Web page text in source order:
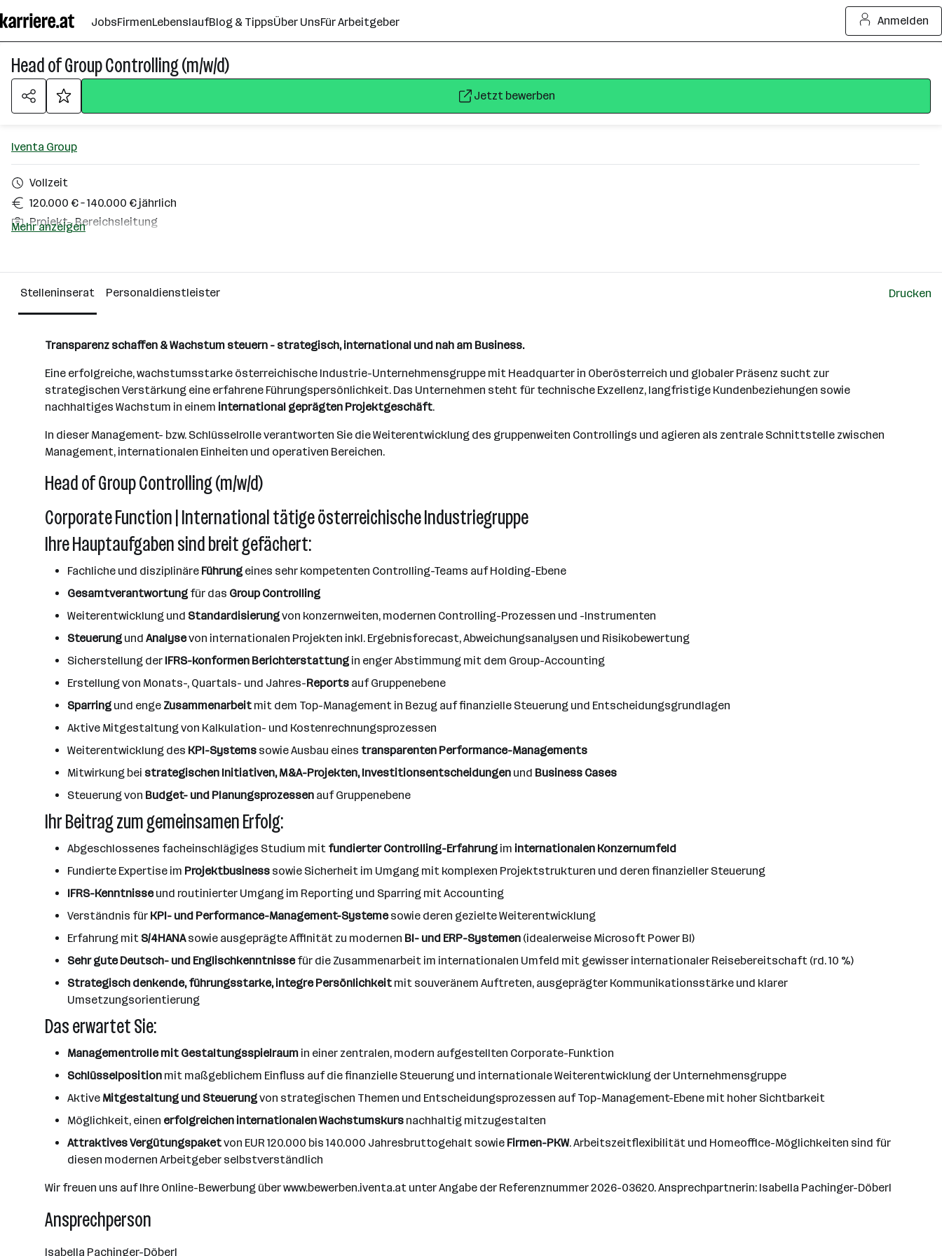
Seiteninhalt
springen
JobsFirmenLebenslaufBlog & TippsÜber UnsFür Arbeitgeber Anmelden
Head of Group Controlling (m/w/d)
Jetzt bewerben
Iventa Group
Vollzeit
120.000 € – 140.000 € jährlich
Projekt-, Bereichsleitung
Mehr anzeigen
Stelleninserat Personaldienstleister Drucken
Transparenz schaffen & Wachstum steuern - strategisch, international und nah am Business.
Eine erfolgreiche, wachstumsstarke österreichische Industrie-Unternehmensgruppe mit Headquarter in Oberösterreich und globaler Präsenz sucht zur
strategischen Verstärkung eine erfahrene Führungspersönlichkeit. Das Unternehmen steht für technische Exzellenz, langfristige Kundenbeziehungen sowie
nachhaltiges Wachstum in einem international geprägten Projektgeschäft.
In dieser Management- bzw. Schlüsselrolle verantworten Sie die Weiterentwicklung des gruppenweiten Controllings und agieren als zentrale Schnittstelle zwischen
Management, internationalen Einheiten und operativen Bereichen.
Head of Group Controlling (m/w/d)
Corporate Function | International tätige österreichische Industriegruppe
Ihre Hauptaufgaben sind breit gefächert:
Fachliche und disziplinäre Führung eines sehr kompetenten Controlling-Teams auf Holding-Ebene
Gesamtverantwortung für das Group Controlling
Weiterentwicklung und Standardisierungvon konzernweiten, modernen Controlling-Prozessen und -Instrumenten
Steuerung und Analysevon internationalen Projekten inkl. Ergebnisforecast, Abweichungsanalysen und Risikobewertung
Sicherstellung der IFRS-konformen Berichterstattung in enger Abstimmung mit dem Group-Accounting
Erstellung von Monats-, Quartals- und Jahres-Reports auf Gruppenebene
Sparring und enge Zusammenarbeit mit dem Top-Management in Bezug auf finanzielle Steuerung und Entscheidungsgrundlagen
Aktive Mitgestaltung von Kalkulation- und Kostenrechnungsprozessen
Weiterentwicklung des KPI-Systems sowie Ausbau eines transparenten Performance-Managements
Mitwirkung bei strategischen Initiativen, M&A-Projekten, Investitionsentscheidungen und Business Cases
Steuerung von Budget- und Planungsprozessen auf Gruppenebene
Ihr Beitrag zum gemeinsamen Erfolg:
Abgeschlossenes facheinschlägiges Studium mit fundierter Controlling-Erfahrung im internationalen Konzernumfeld
Fundierte Expertise im Projektbusiness sowie Sicherheit im Umgang mit komplexen Projektstrukturen und deren finanzieller Steuerung
IFRS-Kenntnisseund routinierter Umgang im Reporting und Sparring mit Accounting
Verständnis für KPI- und Performance-Management-Systemesowie deren gezielte Weiterentwicklung
Erfahrung mit S/4HANAsowie ausgeprägte Affinität zu modernen BI- und ERP-Systemen (idealerweise Microsoft Power BI)
Sehr gute Deutsch- und Englischkenntnissefür die Zusammenarbeit im internationalen Umfeld mit gewisser internationaler Reisebereitschaft (rd. 10 %)
Strategisch denkende, führungsstarke, integre Persönlichkeit mit souveränem Auftreten, ausgeprägter Kommunikationsstärke und klarer
Umsetzungsorientierung
Das erwartet Sie:
Managementrolle mit Gestaltungsspielraum in einer zentralen, modern aufgestellten Corporate-Funktion
Schlüsselposition mit maßgeblichem Einfluss auf die finanzielle Steuerung und internationale Weiterentwicklung der Unternehmensgruppe
Aktive Mitgestaltung und Steuerungvon strategischen Themen und Entscheidungsprozessen auf Top-Management-Ebene mit hoher Sichtbarkeit
Möglichkeit, einen erfolgreichen internationalen Wachstumskurs nachhaltig mitzugestalten
Attraktives Vergütungspaketvon EUR 120.000 bis 140.000 Jahresbruttogehalt sowie Firmen-PKW. Arbeitszeitflexibilität und Homeoffice-Möglichkeiten sind für
diesen modernen Arbeitgeber selbstverständlich
Wir freuen uns auf Ihre Online-Bewerbung über www.bewerben.iventa.at unter Angabe der Referenznummer 2026-03620. Ansprechpartnerin: Isabella Pachinger-Döberl
Ansprechperson
Isabella Pachinger-Döberl